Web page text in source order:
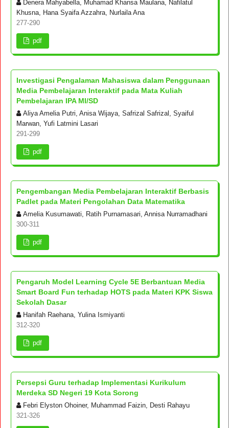
Denera Mahyabella, Muhamad Khansa Maulana, Nafilatul
Khusna, Hana Syaifa Azzahra, Nurlaila Ana
277-290
pdf
Investigasi Pengalaman Mahasiswa dalam Penggunaan
Media Pembelajaran Interaktif pada Mata Kuliah
Pembelajaran IPA MI/SD
Aliya Amelia Putri, Anisa Wijaya, Safrizal Safrizal, Syaiful
Marwan, Yufi Latmini Lasari
291-299
pdf
Pengembangan Media Pembelajaran Interaktif Berbasis
Padlet pada Materi Pengolahan Data Matematika
Amelia Kusumawati, Ratih Purnamasari, Annisa Nurramadhani
300-311
pdf
Pengaruh Model Learning Cycle 5E Berbantuan Media
Smart Board Fun terhadap HOTS pada Materi KPK Siswa
Sekolah Dasar
Hanifah Raehana, Yulina Ismiyanti
312-320
pdf
Persepsi Guru terhadap Implementasi Kurikulum
Merdeka SD Negeri 19 Kota Sorong
Febri Elyston Ohoiner, Muhammad Faizin, Desti Rahayu
321-326